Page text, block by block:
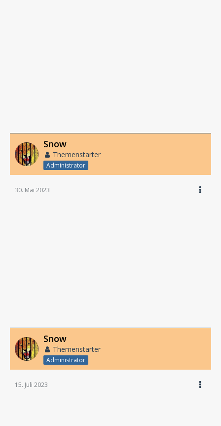
Snow
Themenstarter
Administrator
30. Mai 2023
Snow
Themenstarter
Administrator
15. Juli 2023